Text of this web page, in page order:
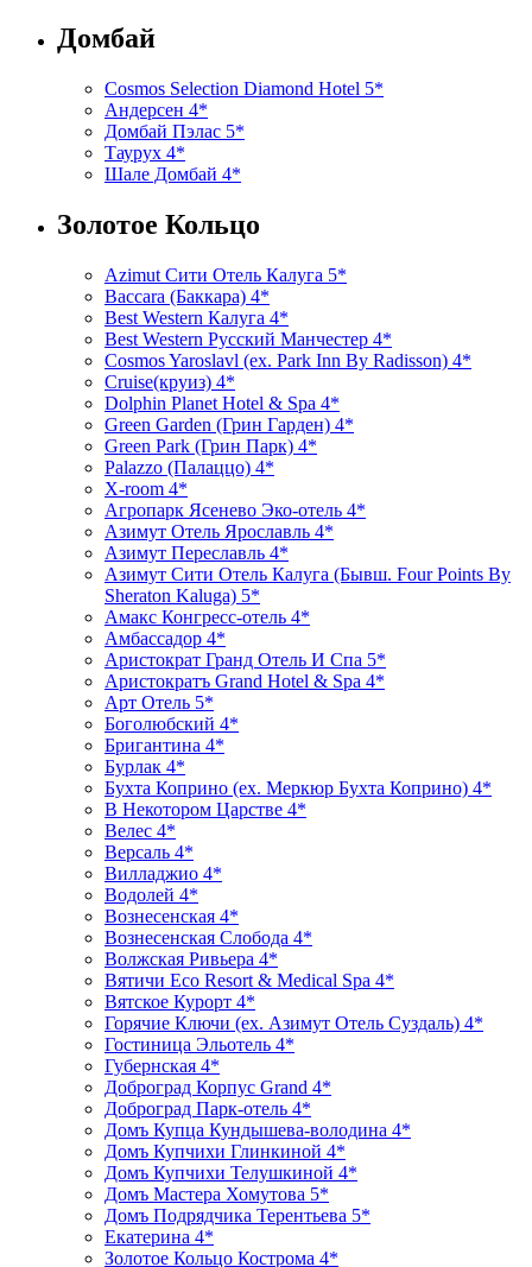
Домбай
Cosmos Selection Diamond Hotel 5*
Андерсен 4*
Домбай Пэлас 5*
Таурух 4*
Шале Домбай 4*
Золотое Кольцо
Azimut Сити Отель Калуга 5*
Baccara (Баккара) 4*
Best Western Калуга 4*
Best Western Русский Манчестер 4*
Cosmos Yaroslavl (ex. Park Inn By Radisson) 4*
Cruise(круиз) 4*
Dolphin Planet Hotel & Spa 4*
Green Garden (Грин Гарден) 4*
Green Park (Грин Парк) 4*
Palazzo (Палаццо) 4*
X-room 4*
Агропарк Ясенево Эко-отель 4*
Азимут Отель Ярославль 4*
Азимут Переславль 4*
Азимут Сити Отель Калуга (Бывш. Four Points By
Sheraton Kaluga) 5*
Амакс Конгресс-отель 4*
Амбассадор 4*
Аристократ Гранд Отель И Спа 5*
Аристократъ Grand Hotel & Spa 4*
Арт Отель 5*
Боголюбский 4*
Бригантина 4*
Бурлак 4*
Бухта Коприно (ex. Меркюр Бухта Коприно) 4*
В Некотором Царстве 4*
Велес 4*
Версаль 4*
Вилладжио 4*
Водолей 4*
Вознесенская 4*
Вознесенская Слобода 4*
Волжская Ривьера 4*
Вятичи Eco Resort & Medical Spa 4*
Вятское Курорт 4*
Горячие Ключи (ex. Азимут Отель Суздаль) 4*
Гостиница Эльотель 4*
Губернская 4*
Доброград Корпус Grand 4*
Доброград Парк-отель 4*
Домъ Купца Кундышева-володина 4*
Домъ Купчихи Глинкиной 4*
Домъ Купчихи Телушкиной 4*
Домъ Мастера Хомутова 5*
Домъ Подрядчика Терентьева 5*
Екатерина 4*
Золотое Кольцо Кострома 4*